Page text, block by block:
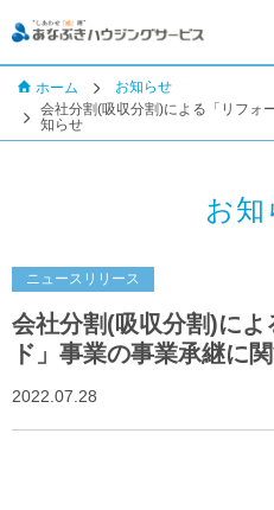
ホーム
お知らせ
会社分割(吸収分割)による「リフォ
知らせ
お知
ニュースリリース
会社分割(吸収分割)によ
ド」事業の事業承継に
2022.07.28